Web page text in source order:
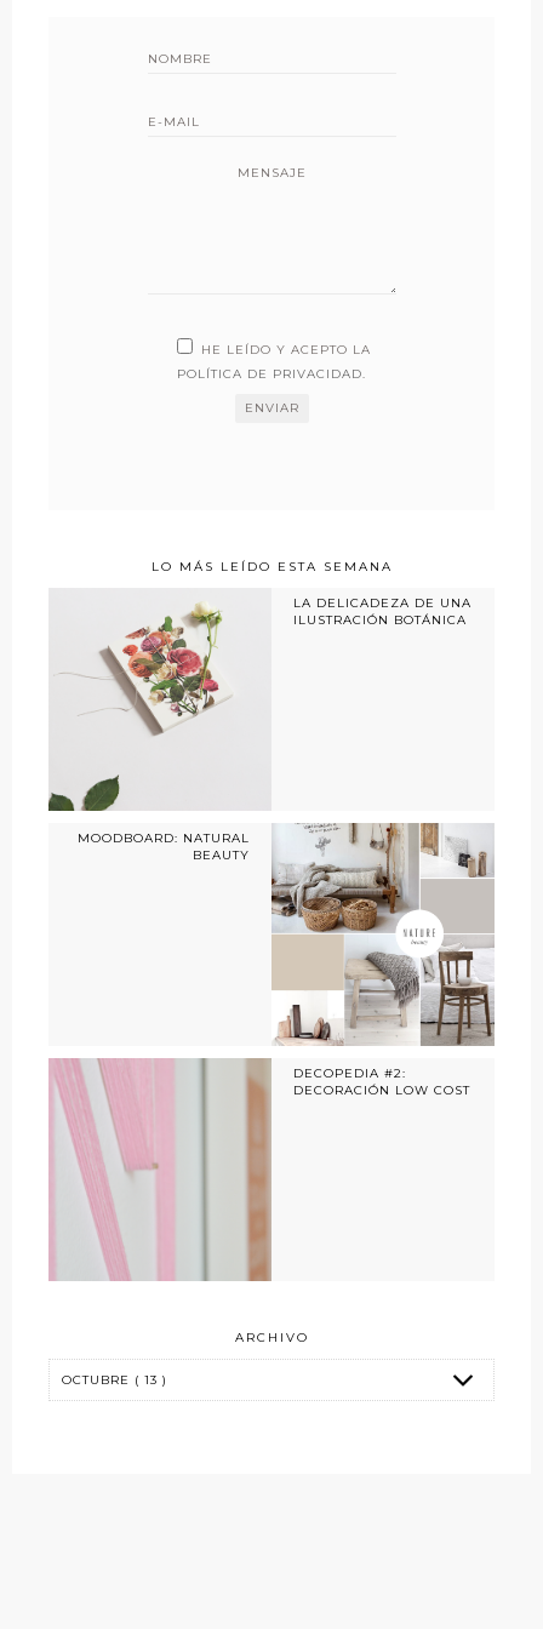
MENSAJE
HE LEÍDO Y ACEPTO LA
POLÍTICA DE PRIVACIDAD.
LO MÁS LEÍDO ESTA SEMANA
LA DELICADEZA DE UNA
ILUSTRACIÓN BOTÁNICA
MOODBOARD: NATURAL
BEAUTY
DECOPEDIA #2:
DECORACIÓN LOW COST
ARCHIVO